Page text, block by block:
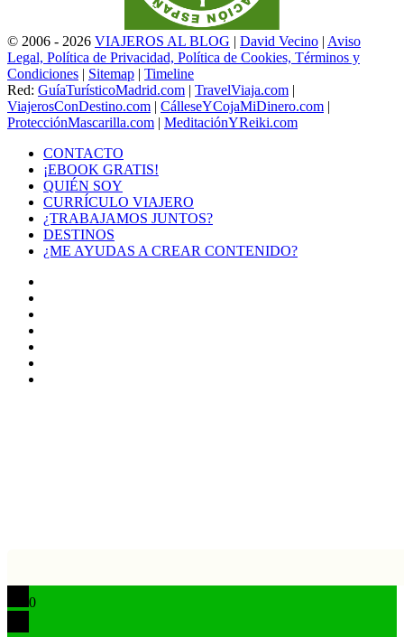
© 2006 - 2026 VIAJEROS AL BLOG | David Vecino | Aviso
Legal, Política de Privacidad, Política de Cookies, Términos y
Condiciones | Sitemap | Timeline
Red: GuíaTurísticoMadrid.com | TravelViaja.com |
ViajerosConDestino.com | CálleseYCojaMiDinero.com |
ProtecciónMascarilla.com | MeditaciónYReiki.com
CONTACTO
¡EBOOK GRATIS!
QUIÉN SOY
CURRÍCULO VIAJERO
¿TRABAJAMOS JUNTOS?
DESTINOS
¿ME AYUDAS A CREAR CONTENIDO?
0